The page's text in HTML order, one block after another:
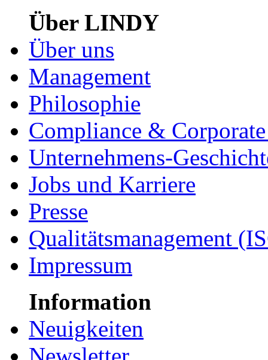
Über LINDY
Über uns
Management
Philosophie
Compliance &
Unternehmens-
Jobs und Karriere
Presse
Qualitätsmanagement
Impressum
Information
Neuigkeiten